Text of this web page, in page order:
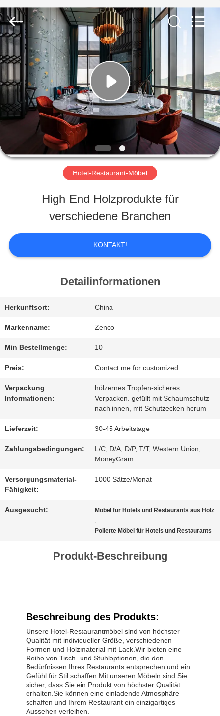
ZU
HAUSE
PRODUKTE
VIDEOS
SHOW
ÜBER
UNS
QUALITÄTSKONTROLLE
BITTE
UM
ANGEBOT
DATENSCHUTZ-
BESTIMMUNGEN
-
2026
ZENCO.
All
Rights
Reserved.
Hotel-Restaurant-Möbel
High-End Holzprodukte für
verschiedene Branchen
KONTAKT!
Detailinformationen
Herkunftsort: China
Markenname: Zenco
Min Bestellmenge: 10
Preis: Contact me for customized
Verpackung
Informationen:
hölzernes Tropfen-sicheres
Verpacken, gefüllt mit Schaumschutz
nach innen, mit Schutzecken herum
Lieferzeit: 30-45 Arbeitstage
Zahlungsbedingungen:
L/C, D/A, D/P, T/T, Western Union,
MoneyGram
Versorgungsmaterial-
Fähigkeit:
1000 Sätze/Monat
Ausgesucht: Möbel für Hotels und Restaurants aus Holz
Polierte Möbel für Hotels und Restaurants
Produkt-Beschreibung
Beschreibung des Produkts:
Unsere Hotel-Restaurantmöbel sind von höchster
Qualität mit individueller Größe, verschiedenen
Formen und Holzmaterial mit Lack.Wir bieten eine
Reihe von Tisch- und Stuhloptionen, die den
Bedürfnissen Ihres Restaurants entsprechen und ein
Gefühl für Stil schaffen.Mit unseren Möbeln sind Sie
sicher, dass Sie ein Produkt von höchster Qualität
erhalten.Sie können eine einladende Atmosphäre
schaffen und Ihrem Restaurant ein einzigartiges
Aussehen verleihen.